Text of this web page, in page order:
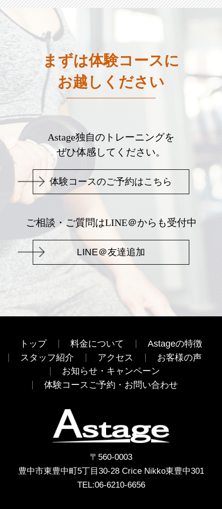
まずは体験コースに
お越しください
Astage独自のトレーニングを
ぜひ体感してください。
体験コースのご予約はこちら
ご相談・ご質問はLINE＠からも受付中
LINE＠友達追加
トップ 料金について
Astageの特徴
スタッフ紹介
アクセス
お客様の声
お知らせ・キャンペーン
体験コースご予約・お問い合わせ
〒560-0003
豊中市東豊中町5丁目30-28 Crice Nikko東豊中301
TEL:06-6210-6656